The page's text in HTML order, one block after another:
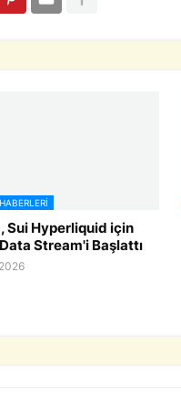
Sui Hyperliquid için
Stream'i Başlattı